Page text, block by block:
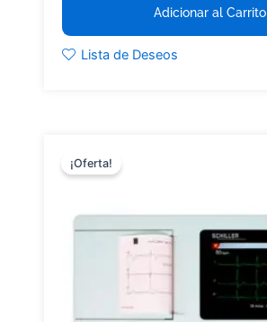
Adicionar al Carrito
Lista de Deseos
¡Oferta!